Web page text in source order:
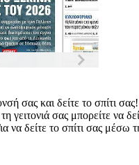
σας και δείτε το σπίτι σας!
γειτονιά σας μπορείτε
να δείτε το σπίτι σας μέσω